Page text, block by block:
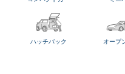
ハッチバック オープ